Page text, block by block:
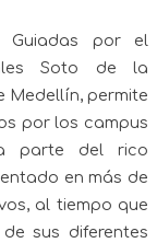
Guiadas por el
Soto de la
Medellín, permite
por los campus
parte del rico
en más de
al tiempo que
sus diferentes